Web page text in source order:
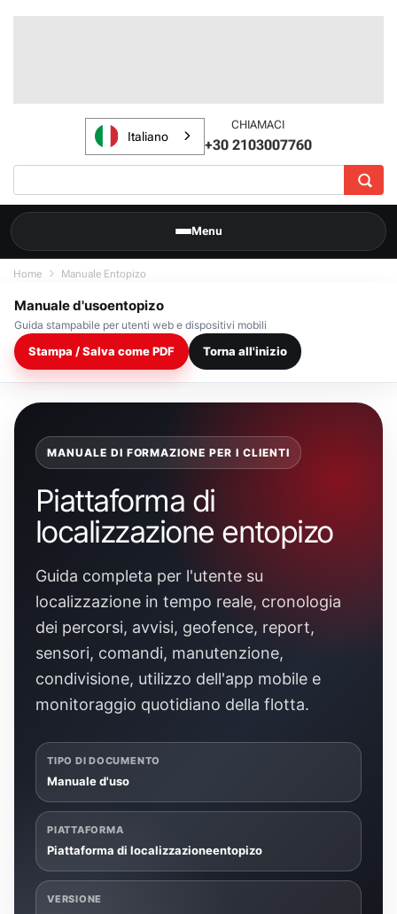
Italiano
CHIAMACI
+30 2103007760
Menu
Home Manuale Entopizo
Manuale d'usoentopizo
Guida stampabile per utenti web e dispositivi mobili
Stampa / Salva come PDF Torna all'inizio
MANUALE DI FORMAZIONE PER I CLIENTI
Piattaforma di
localizzazione entopizo
Guida completa per l'utente su
localizzazione in tempo reale, cronologia
dei percorsi, avvisi, geofence, report,
sensori, comandi, manutenzione,
condivisione, utilizzo dell'app mobile e
monitoraggio quotidiano della flotta.
TIPO DI DOCUMENTO
Manuale d'uso
PIATTAFORMA
Piattaforma di localizzazioneentopizo
VERSIONE